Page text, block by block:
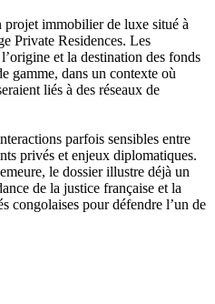
immobilier de luxe situé à
Private Residences. Les
et la destination des fonds
gamme, dans un contexte où
liés à des réseaux de
parfois sensibles entre
privés et enjeux diplomatiques.
le dossier illustre déjà un
de la justice française et la
congolaises pour défendre l’un de